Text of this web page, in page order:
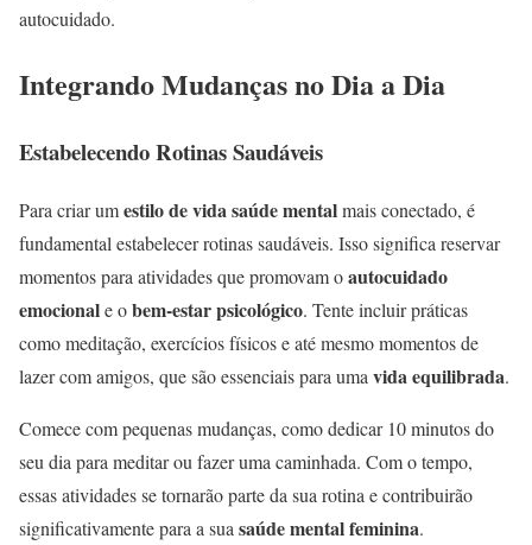
autocuidado.
Integrando Mudanças no Dia a Dia
Estabelecendo Rotinas Saudáveis
Para criar umestilo de vida saúde mentalmais conectado, é
fundamental estabelecer rotinas saudáveis. Isso significa reservar
momentos para atividades que promovam oautocuidado
emocionale obem-estar psicológico. Tente incluir práticas
como meditação, exercícios físicos e até mesmo momentos de
lazer com amigos, que são essenciais para uma vida equilibrada.
Comece com pequenas mudanças, como dedicar 10 minutos do
seu dia para meditar ou fazer uma caminhada. Com o tempo,
essas atividades se tornarão parte da sua rotina e contribuirão
significativamente para a sua saúde mental feminina.